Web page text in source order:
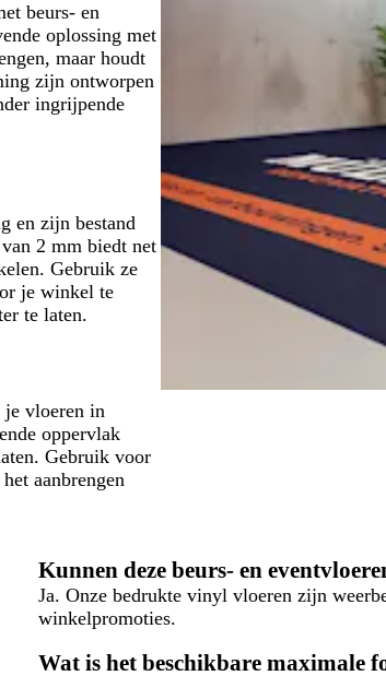
beurs- en
oplossing met
maar houdt
zijn ontworpen
ingrijpende
en zijn bestand
2 mm biedt net
Gebruik ze
je winkel te
te laten.
je vloeren in
oppervlak
Gebruik voor
aanbrengen
Kunnen deze beurs- en
Ja. Onze bedrukte vinyl vloeren zijn
winkelpromoties.
Wat is het beschikbare maximale